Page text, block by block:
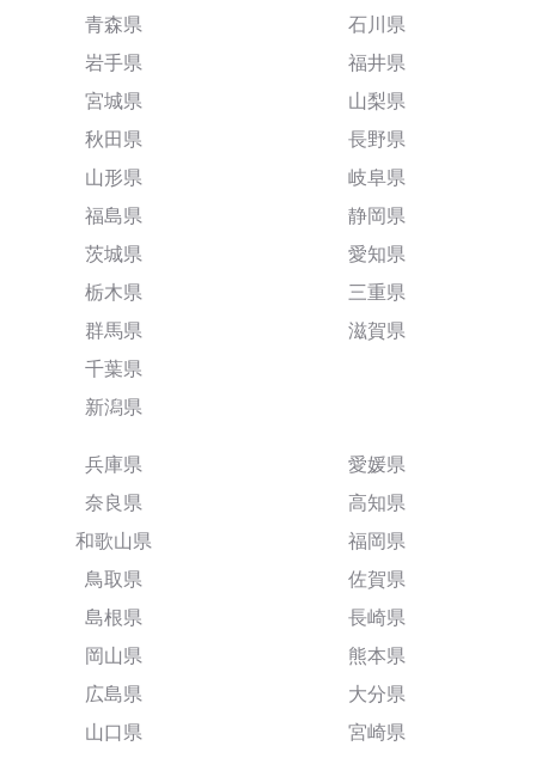
青森県
岩手県
宮城県
秋田県
山形県
福島県
茨城県
栃木県
群馬県
千葉県
新潟県
石川県
福井県
山梨県
長野県
岐阜県
静岡県
愛知県
三重県
滋賀県
兵庫県
奈良県
和歌山県
鳥取県
島根県
岡山県
広島県
山口県
愛媛県
高知県
福岡県
佐賀県
長崎県
熊本県
大分県
宮崎県